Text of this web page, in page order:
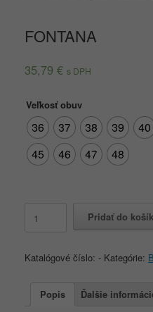
FONTANA
35,79 € s DPH
Veľkosť obuv
36 37 38 39 40
45
46 47 48
FONTANA
Pridať do
Katalógové číslo: - Kategórie:
Popis Ďalšie